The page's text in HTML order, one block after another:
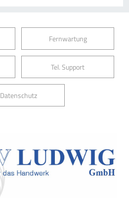
Fernwartung
Tel. Support
Datenschutz